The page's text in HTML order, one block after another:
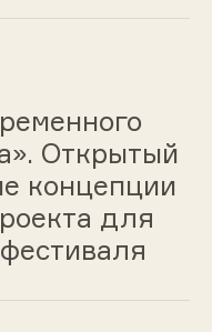
Открытый
концепции
для